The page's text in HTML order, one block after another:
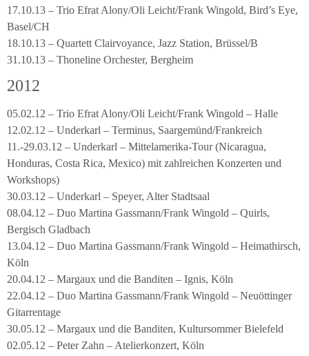
17.10.13 – Trio Efrat Alony/Oli Leicht/Frank Wingold, Bird’s Eye,
Basel/CH
18.10.13 – Quartett Clairvoyance, Jazz Station, Brüssel/B
31.10.13 – Thoneline Orchester, Bergheim
2012
05.02.12 – Trio Efrat Alony/Oli Leicht/Frank Wingold – Halle
12.02.12 – Underkarl – Terminus, Saargemünd/Frankreich
11.-29.03.12 – Underkarl – Mittelamerika-Tour (Nicaragua,
Honduras, Costa Rica, Mexico) mit zahlreichen Konzerten und
Workshops)
30.03.12 – Underkarl – Speyer, Alter Stadtsaal
08.04.12 – Duo Martina Gassmann/Frank Wingold – Quirls,
Bergisch Gladbach
13.04.12 – Duo Martina Gassmann/Frank Wingold – Heimathirsch,
Köln
20.04.12 – Margaux und die Banditen – Ignis, Köln
22.04.12 – Duo Martina Gassmann/Frank Wingold – Neuöttinger
Gitarrentage
30.05.12 – Margaux und die Banditen, Kultursommer Bielefeld
02.05.12 – Peter Zahn – Atelierkonzert, Köln